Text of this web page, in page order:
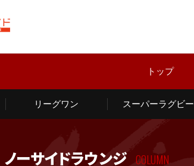
トップ
リーグワン スーパーラグビー
ノーサイドラウンジ COLUMN